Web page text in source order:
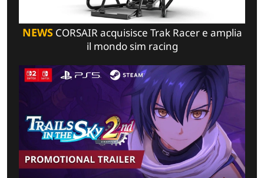
NEWSCORSAIR acquisisce Trak Racer e amplia
il mondo sim racing